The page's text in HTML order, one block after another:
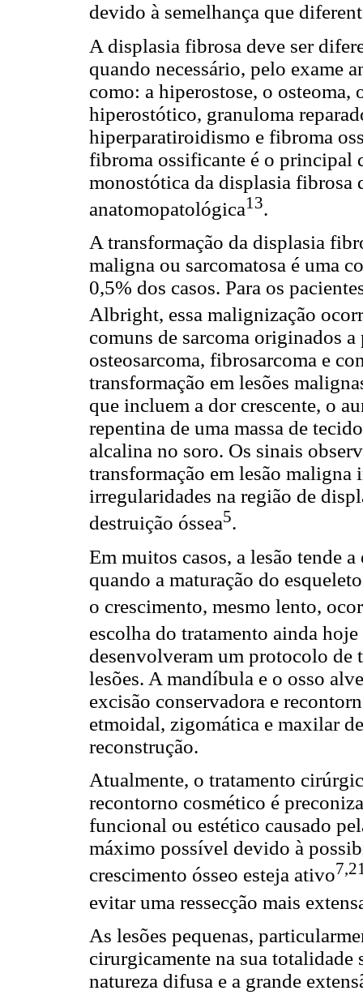
devido à semelhança que
A displasia fibrosa deve ser
quando necessário, pelo exame
como: a hiperostose, o
hiperostótico, granuloma
hiperparatiroidismo e fibroma
fibroma ossificante é o principal
monostótica da displasia fibrosa
anatomopatológica13.
A transformação da displasia
maligna ou sarcomatosa é uma
0,5% dos casos. Para os
Albright, essa malignização
comuns de sarcoma originados
osteosarcoma, fibrosarcoma e
transformação em lesões
que incluem a dor crescente, o
repentina de uma massa de
alcalina no soro. Os sinais
transformação em lesão maligna
irregularidades na região de
destruição óssea5.
Em muitos casos, a lesão tende
quando a maturação do
o crescimento, mesmo lento,
escolha do tratamento ainda
desenvolveram um protocolo de
lesões. A mandíbula e o osso
excisão conservadora e
etmoidal, zigomática e maxilar
reconstrução.
Atualmente, o tratamento
recontorno cosmético é
funcional ou estético causado
máximo possível devido à
crescimento ósseo esteja ativo
evitar uma ressecção mais
As lesões pequenas,
cirurgicamente na sua
natureza difusa e a grande